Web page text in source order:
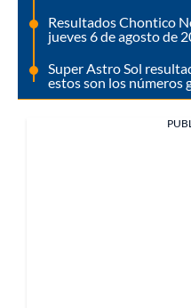
Resultados Chontico
jueves 6 de agosto de
Super Astro Sol
estos son los números